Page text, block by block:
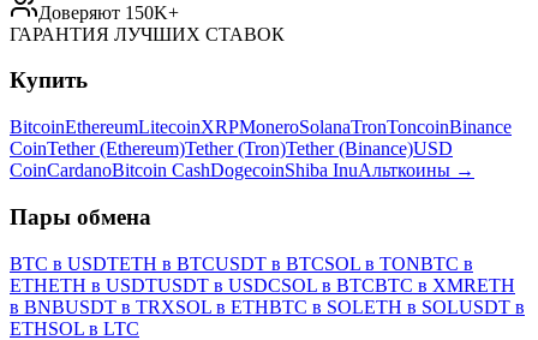
Доверяют 150K+
ГАРАНТИЯ ЛУЧШИХ СТАВОК
Купить
BitcoinEthereumLitecoinXRPMoneroSolanaTronToncoinBinance
CoinTether (Ethereum)Tether (Tron)Tether (Binance)USD
CoinCardanoBitcoin CashDogecoinShiba InuАльткоины →
Пары обмена
BTC в USDTETH в BTCUSDT в BTCSOL в TONBTC в
ETHETH в USDTUSDT в USDCSOL в BTCBTC в XMRETH
в BNBUSDT в TRXSOL в ETHBTC в SOLETH в SOLUSDT в
ETHSOL в LTC